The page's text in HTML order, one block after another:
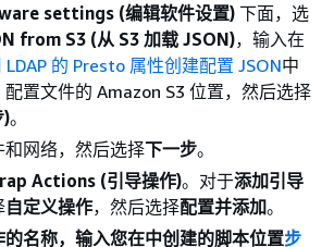
settings (编辑软件设置) 下面，选
from S3 (从 S3 加载 JSON)，输入在
的 Presto 属性创建配置 JSON中
配置文件的 Amazon S3 位置，然后选择
)。
和网络，然后选择下一步。
Actions (引导操作)。对于添加引导
自定义操作，然后选择配置并添加。
的名称，输入您在中创建的脚本位置步